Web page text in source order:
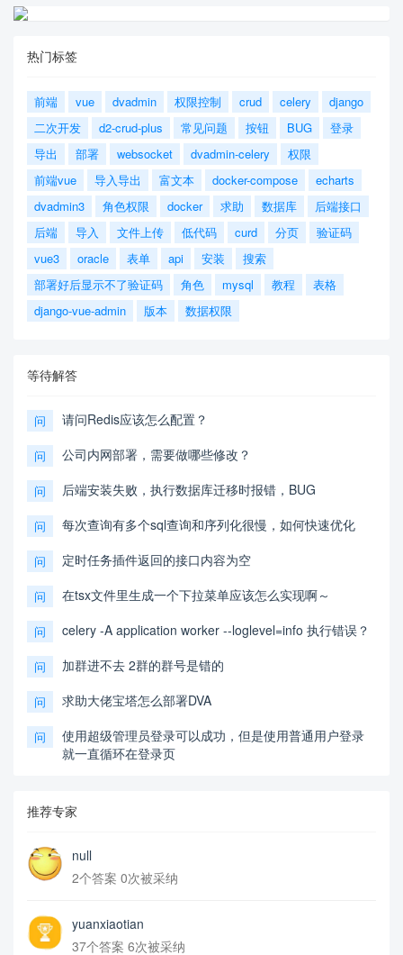
热门标签
前端 vue dvadmin 权限控制 crud celery
django
二次开发
d2-crud-plus 常见问题 按钮 BUG
登录
导出
部署 websocket dvadmin-celery
权限
前端vue
导入导出 富文本 docker-compose
echarts
dvadmin3
角色权限 docker 求助 数据库
后端接口
后端
导入 文件上传 低代码 curd 分页
验证码
vue3
oracle 表单 api 安装
搜索
部署好后显示不了验证码
角色 mysql 教程
表格
django-vue-admin
版本 数据权限
等待解答
问 请问Redis应该怎么配置？
问 公司内网部署，需要做哪些修改？
问 后端安装失败，执行数据库迁移时报错，BUG
问 每次查询有多个sql查询和序列化很慢，如何快速优化
问 定时任务插件返回的接口内容为空
问 在tsx文件里生成一个下拉菜单应该怎么实现啊～
问 celery -A application worker --loglevel=info 执行错误？
问 加群进不去 2群的群号是错的
问 求助大佬宝塔怎么部署DVA
问
使用超级管理员登录可以成功，但是使用普通用户登录
就一直循环在登录页
推荐专家
null
2个答案 0次被采纳
yuanxiaotian
37个答案 6次被采纳